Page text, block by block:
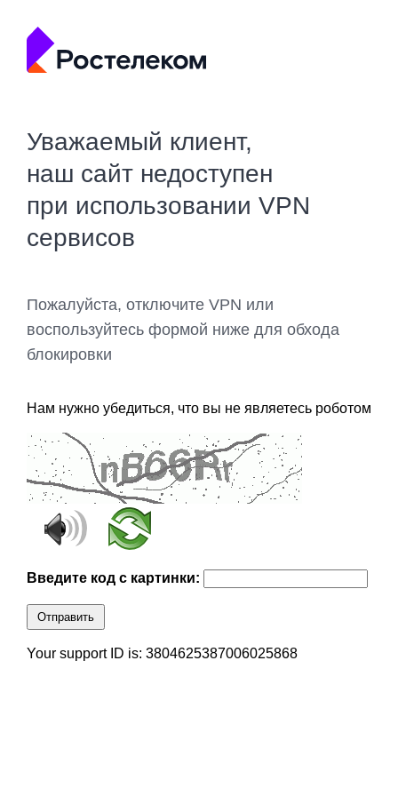
Уважаемый клиент,
наш сайт недоступен
при использовании VPN
сервисов
Пожалуйста, отключите VPN или
воспользуйтесь формой ниже для обхода
блокировки
Нам нужно убедиться, что вы не являетесь роботом
Введите код с картинки:
Отправить
Your support ID is: 3804625387006025868